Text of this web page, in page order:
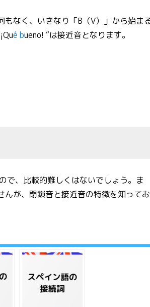
もなく、いきなり「B（V）」から始ま
é bueno! “は接近音となります。
で、比較的難しくはないでしょう。ま
が、閉鎖音と接近音の特徴を知ってお